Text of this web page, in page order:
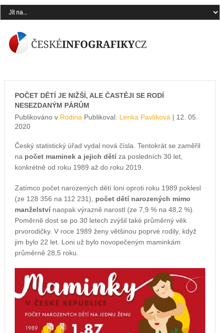
POČET DĚTÍ JE NIŽŠÍ, ALE ČASTĚJI SE RODÍ
NESEZDANÝM PÁRŮM
Publikováno v Rodina Publikoval: Lenka Pavlíková | 12. 05.
2020
Český statistický úřad vydal nová čísla. Tentokrát se zaměřil
na počet maminek a jejich dětíza posledních 30 let,
konkrétně od roku 1989 až do roku 2019.
Zatímco počet narozených dětí loni oproti roku 1989 poklesl
(ze 128 356 na 112 231), počet dětí narozených mimo
manželství naopak výrazně narostl (ze 7,9 % na 48,2 %).
Poměrně dost se po 30 letech zvýšil také průměrný věk
prvorodičky. V roce 1989 ženy většinou poprvé rodily, když
jim bylo 22 let. Loni už bylo novopečeným maminkám
průměrně 28,5 roku.